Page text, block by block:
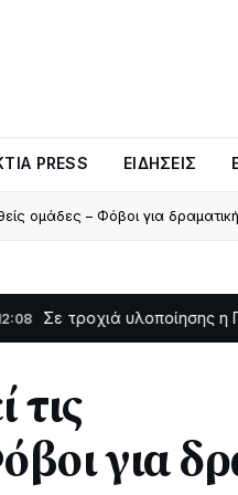
PRESS ΕΙΔΉΣΕΙΣ
ομάδες – Φόβοι για
υλοποίησης η
τις
για